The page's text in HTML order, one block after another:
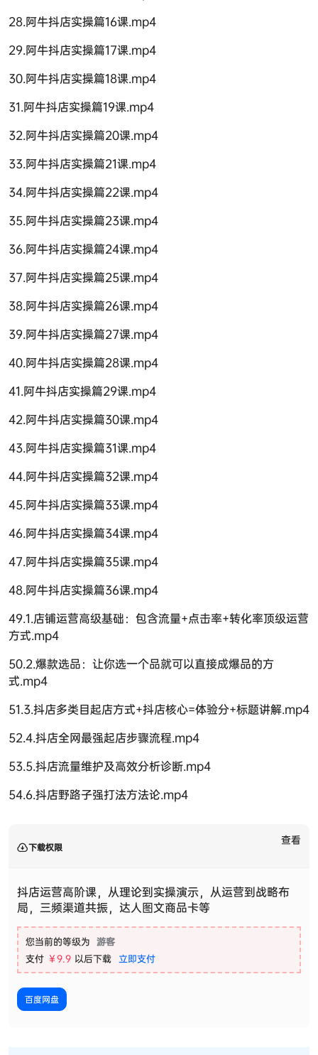
28.阿牛抖店实操篇16课.mp4
29.阿牛抖店实操篇17课.mp4
30.阿牛抖店实操篇18课.mp4
31.阿牛抖店实操篇19课.mp4
32.阿牛抖店实操篇20课.mp4
33.阿牛抖店实操篇21课.mp4
34.阿牛抖店实操篇22课.mp4
35.阿牛抖店实操篇23课.mp4
36.阿牛抖店实操篇24课.mp4
37.阿牛抖店实操篇25课.mp4
38.阿牛抖店实操篇26课.mp4
39.阿牛抖店实操篇27课.mp4
40.阿牛抖店实操篇28课.mp4
41.阿牛抖店实操篇29课.mp4
42.阿牛抖店实操篇30课.mp4
43.阿牛抖店实操篇31课.mp4
44.阿牛抖店实操篇32课.mp4
45.阿牛抖店实操篇33课.mp4
46.阿牛抖店实操篇34课.mp4
47.阿牛抖店实操篇35课.mp4
48.阿牛抖店实操篇36课.mp4
49.1.店铺运营高级基础：包含流量+点击率+转化率顶级运营
方式.mp4
50.2.爆款选品：让你选一个品就可以直接成爆品的方
式.mp4
51.3.抖店多类目起店方式+抖店核心=体验分+标题讲解.mp4
52.4.抖店全网最强起店步骤流程.mp4
53.5.抖店流量维护及高效分析诊断.mp4
54.6.抖店野路子强打法方法论.mp4
下载权限
查看
抖店运营高阶课，从理论到实操演示，从运营到战略布
局，三频渠道共振，达人图文商品卡等
您当前的等级为 游客
支付 ￥9.9 以后下载 立即支付
百度网盘